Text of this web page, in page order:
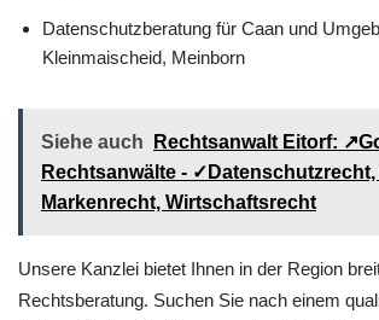
Datenschutzberatung für Caan und
Kleinmaischeid, Meinborn
Siehe auch
Rechtsanwalt Eitorf:
Rechtsanwälte - ✓Datenschutzrecht,
Markenrecht, Wirtschaftsrecht
Unsere Kanzlei bietet Ihnen in der Region
Rechtsberatung. Suchen Sie nach einem